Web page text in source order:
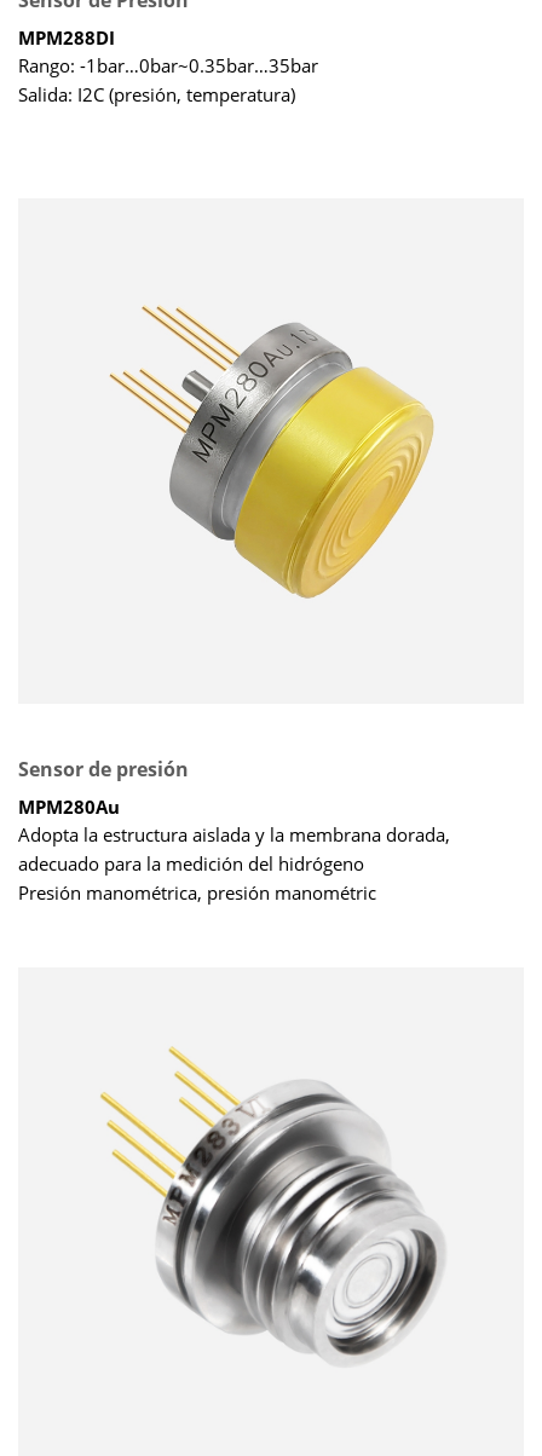
MPM288DI
Rango: -1bar…0bar~0.35bar…35bar
Salida: I2C (presión, temperatura)
Sensor de presión
MPM280Au
Adopta la estructura aislada y la membrana dorada,
adecuado para la medición del hidrógeno
Presión manométrica, presión manométric